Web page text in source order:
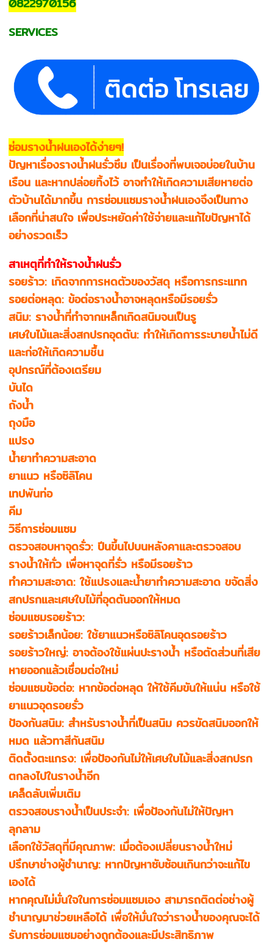
SERVICES
ซ่อมรางน้ำฝนเองได้ง่ายๆ!
ปัญหาเรื่องรางน้ำฝนรั่วซึม เป็นเรื่องที่พบเจอบ่อยในบ้าน
เรือน และหากปล่อยทิ้งไว้ อาจทำให้เกิดความเสียหายต่อ
ตัวบ้านได้มากขึ้น การซ่อมแซมรางน้ำฝนเองจึงเป็นทาง
เลือกที่น่าสนใจ เพื่อประหยัดค่าใช้จ่ายและแก้ไขปัญหาได้
อย่างรวดเร็ว
สาเหตุที่ทำให้รางน้ำฝนรั่ว
รอยร้าว: เกิดจากการหดตัวของวัสดุ หรือการกระแทก
รอยต่อหลุด: ข้อต่อรางน้ำอาจหลุดหรือมีรอยรั่ว
สนิม: รางน้ำที่ทำจากเหล็กเกิดสนิมจนเป็นรู
เศษใบไม้และสิ่งสกปรกอุดตัน: ทำให้เกิดการระบายน้ำไม่ดี
และก่อให้เกิดความชื้น
อุปกรณ์ที่ต้องเตรียม
บันได
ถังน้ำ
ถุงมือ
แปรง
น้ำยาทำความสะอาด
ยาแนว หรือซิลิโคน
เทปพันท่อ
คีม
วิธีการซ่อมแซม
ตรวจสอบหาจุดรั่ว: ปีนขึ้นไปบนหลังคาและตรวจสอบ
รางน้ำให้ทั่ว เพื่อหาจุดที่รั่ว หรือมีรอยร้าว
ทำความสะอาด: ใช้แปรงและน้ำยาทำความสะอาด ขจัดสิ่ง
สกปรกและเศษใบไม้ที่อุดตันออกให้หมด
ซ่อมแซมรอยร้าว:
รอยร้าวเล็กน้อย: ใช้ยาแนวหรือซิลิโคนอุดรอยร้าว
รอยร้าวใหญ่: อาจต้องใช้แผ่นปะรางน้ำ หรือตัดส่วนที่เสีย
หายออกแล้วเชื่อมต่อใหม่
ซ่อมแซมข้อต่อ: หากข้อต่อหลุด ให้ใช้คีมขันให้แน่น หรือใช้
ยาแนวอุดรอยรั่ว
ป้องกันสนิม: สำหรับรางน้ำที่เป็นสนิม ควรขัดสนิมออกให้
หมด แล้วทาสีกันสนิม
ติดตั้งตะแกรง: เพื่อป้องกันไม่ให้เศษใบไม้และสิ่งสกปรก
ตกลงไปในรางน้ำอีก
เคล็ดลับเพิ่มเติม
ตรวจสอบรางน้ำเป็นประจำ: เพื่อป้องกันไม่ให้ปัญหา
ลุกลาม
เลือกใช้วัสดุที่มีคุณภาพ: เมื่อต้องเปลี่ยนรางน้ำใหม่
ปรึกษาช่างผู้ชำนาญ: หากปัญหาซับซ้อนเกินกว่าจะแก้ไข
เองได้
หากคุณไม่มั่นใจในการซ่อมแซมเอง สามารถติดต่อช่างผู้
ชำนาญมาช่วยเหลือได้ เพื่อให้มั่นใจว่ารางน้ำของคุณจะได้
รับการซ่อมแซมอย่างถูกต้องและมีประสิทธิภาพ